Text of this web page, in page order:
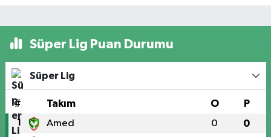
Süper Lig Puan Durumu
Süper Lig
# Takım O P
1 Amed 0 0